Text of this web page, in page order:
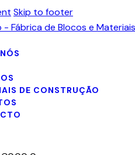
Skip to footer
DE CONSTRUÇÃO